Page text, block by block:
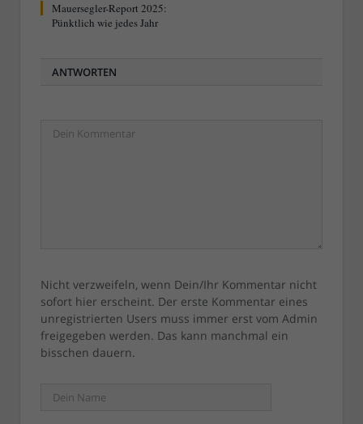
Mauersegler-Report 2025:
Pünktlich wie jedes Jahr
ANTWORTEN
Nicht verzweifeln, wenn Dein/Ihr Kommentar nicht
sofort hier erscheint. Der erste Kommentar eines
unregistrierten Users muss immer erst vom Admin
freigegeben werden. Das kann manchmal ein
bisschen dauern.